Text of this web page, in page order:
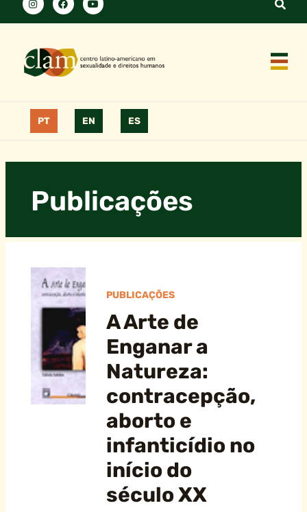
PT EN ES
Publicações
PUBLICAÇÕES
A Arte de
Enganar a
Natureza:
contracepção,
aborto e
infanticídio no
início do
século XX